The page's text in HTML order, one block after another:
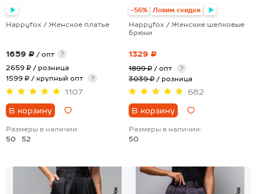
Happyfox / Женское платье
1659 ₽ / опт
?
2659 ₽ / розница
1599 ₽ / крупный опт
?
1107
В корзину
Размеры в наличии:
50
52
-56% Ловим скидки
Happyfox / Женские шелковые
брюки
1329 ₽
1899 ₽ / опт
?
3039 ₽ / розница
682
В корзину
Размеры в наличии:
50